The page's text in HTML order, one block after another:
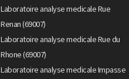
Laboratoire analyse medicale Rue
Renan (69007)
Laboratoire analyse medicale Rue du
Rhone (69007)
Laboratoire analyse medicale Impasse